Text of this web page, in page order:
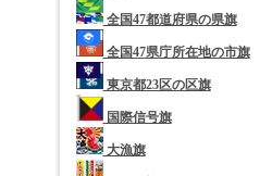
全国47都道府県の県旗
全国47県庁所在地の市旗
東京都23区の区旗
国際信号旗
大漁旗